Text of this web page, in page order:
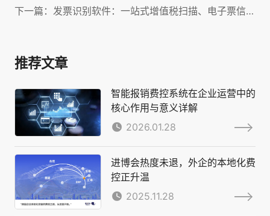
下一篇：发票识别软件：一站式增值税扫描、电子票信息、连号监控、发票查重全管理
推荐文章
智能报销费控系统在企业运营中的
核心作用与意义详解
2026.01.28
进博会热度未退，外企的本地化费
控正升温
2025.11.28